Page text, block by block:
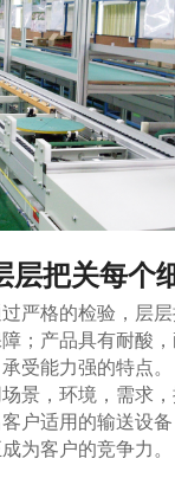
层把关每个
严格的检验，层
；产品具有耐酸
受能力强的特点。
景，环境，需求
户适用的输送设
为客户的竞争力。